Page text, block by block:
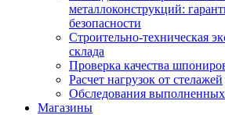
металлоконструкций:
безопасности
Строительно-техническая
склада
Проверка качества
Расчет нагрузок от стелажей
Обследования
Магазины